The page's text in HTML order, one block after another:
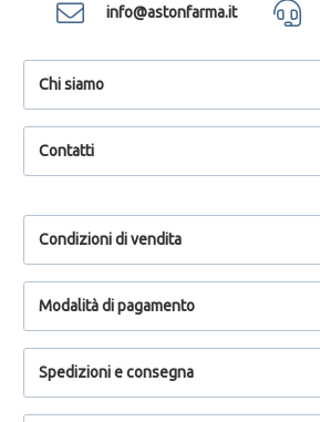
info@astonfarma.it
Chi siamo
Contatti
Condizioni di vendita
Modalità di pagamento
Spedizioni e consegna